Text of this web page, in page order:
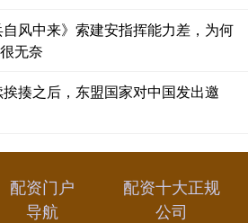
风中来》索建安指挥能力差，为何
无奈
揍之后，东盟国家对中国发出邀
配资门户
导航
配资十大正规
公司